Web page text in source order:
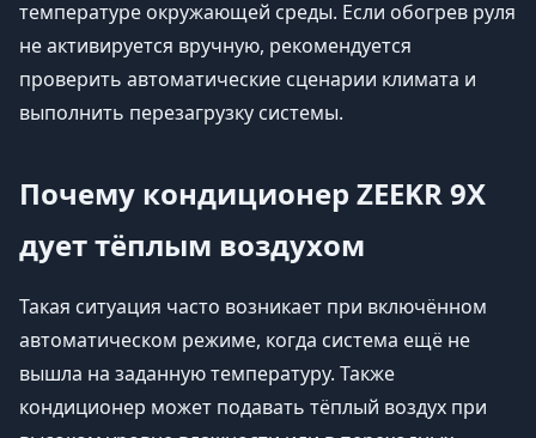
температуре окружающей среды. Если обогрев руля
не активируется вручную, рекомендуется
проверить автоматические сценарии климата и
выполнить перезагрузку системы.
Почему кондиционер ZEEKR 9X
дует тёплым воздухом
Такая ситуация часто возникает при включённом
автоматическом режиме, когда система ещё не
вышла на заданную температуру. Также
кондиционер может подавать тёплый воздух при